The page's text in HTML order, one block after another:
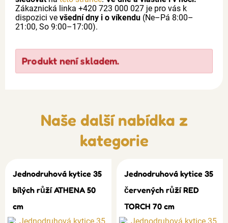
Zákaznická linka +420 723 000 027 je pro vás k
dispozici ve všední dny i o víkendu (Ne–Pá 8:00–
21:00, So 9:00–17:00).
Produkt není skladem.
Naše další nabídka z
kategorie
Jednodruhová kytice 35
bílých růží ATHENA 50
cm
Jednodruhová kytice 35
červených růží RED
TORCH 70 cm